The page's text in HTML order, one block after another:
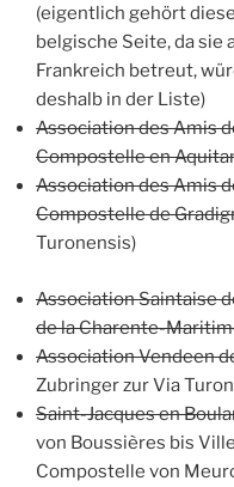
(eigentlich gehört
belgische Seite, da sie
Frankreich betreut,
deshalb in der Liste)
Association des Amis
Compostelle en
Association des Amis
Compostelle de
Turonensis)
Association Saintaise
de la Charente-
Association Vendeen
Zubringer zur Via
Saint-Jacques en
von Boussières bis
Compostelle von